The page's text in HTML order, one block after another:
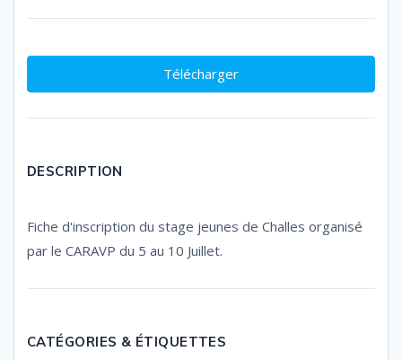
Télécharger
DESCRIPTION
Fiche d'inscription du stage jeunes de Challes organisé
par le CARAVP du 5 au 10 Juillet.
CATÉGORIES & ÉTIQUETTES